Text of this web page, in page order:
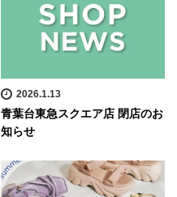
2026.1.13
青葉台東急スクエア店 閉店のお
知らせ